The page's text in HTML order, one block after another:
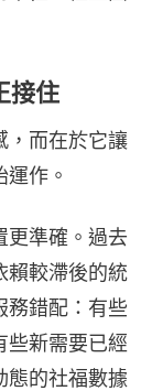
接住
，而在於它讓
作。
更準確。過去
賴較滯後的統
務錯配：有些
些新需要已經
態的社福數據